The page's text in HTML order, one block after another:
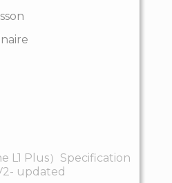
L1 Plus）Specification
updated